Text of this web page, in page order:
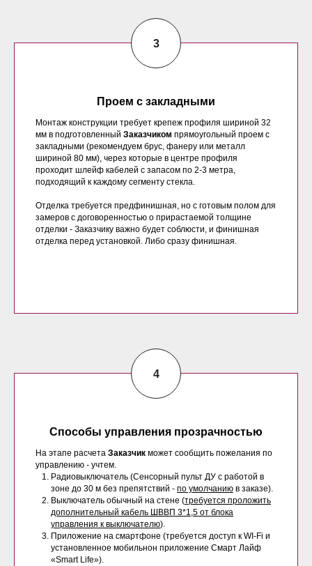
Проем с закладными
Монтаж конструкции требует крепеж профиля шириной 32
мм в подготовленный Заказчиком прямоугольный проем с
закладными (рекомендуем брус, фанеру или металл
шириной 80 мм), через которые в центре профиля
проходит шлейф кабелей с запасом по 2-3 метра,
подходящий к каждому сегменту стекла.
Отделка требуется предфинишная, но с готовым полом для
замеров с договоренностью о прирастаемой толщине
отделки - Заказчику важно будет соблюсти, и финишная
отделка перед установкой. Либо сразу финишная.
Способы управления прозрачностью
На этапе расчета Заказчик может сообщить пожелания по
управлению - учтем.
Радиовыключатель (Сенсорный пульт ДУ с работой в
зоне до 30 м без препятствий - по умолчанию в заказе).
Выключатель обычный на стене (требуется проложить
дополнительный кабель ШВВП 3*1,5 от блока
управления к выключателю).
Приложение на смартфоне (требуется доступ к WI-Fi и
установленное мобильнон приложение Смарт Лайф
«Smart Life»).